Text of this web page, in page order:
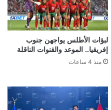
لبؤات الأطلس يواجهن جنوب
إفريقيا.. الموعد والقنوات الناقلة
منذ 4 ساعات